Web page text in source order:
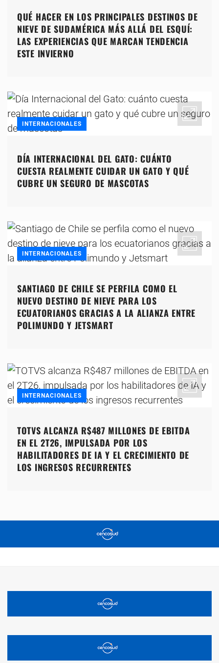
QUÉ HACER EN LOS PRINCIPALES DESTINOS DE
NIEVE DE SUDAMÉRICA MÁS ALLÁ DEL ESQUÍ:
LAS EXPERIENCIAS QUE MARCAN TENDENCIA
ESTE INVIERNO
INTERNACIONALES
DÍA INTERNACIONAL DEL GATO: CUÁNTO
CUESTA REALMENTE CUIDAR UN GATO Y QUÉ
CUBRE UN SEGURO DE MASCOTAS
INTERNACIONALES
SANTIAGO DE CHILE SE PERFILA COMO EL
NUEVO DESTINO DE NIEVE PARA LOS
ECUATORIANOS GRACIAS A LA ALIANZA ENTRE
POLIMUNDO Y JETSMART
INTERNACIONALES
TOTVS ALCANZA R$487 MILLONES DE EBITDA
EN EL 2T26, IMPULSADA POR LOS
HABILITADORES DE IA Y EL CRECIMIENTO DE
LOS INGRESOS RECURRENTES